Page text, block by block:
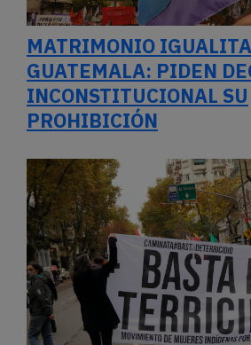
MATRIMONIO
GUATEMALA: PIDEN
INCONSTITUCIONAL SU
PROHIBICIÓN